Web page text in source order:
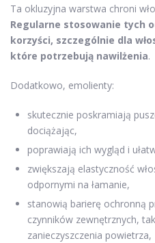
Ta okluzyjna warstwa chroni
Regularne stosowanie tych
korzyści, szczególnie dla
które potrzebują nawilżenia.
Dodatkowo, emolienty:
skutecznie poskramiają
dociążając,
poprawiają ich wygląd i
zwiększają elastyczność
odpornymi na łamanie,
stanowią barierę ochronną
czynników zewnętrznych,
zanieczyszczenia powietrza,